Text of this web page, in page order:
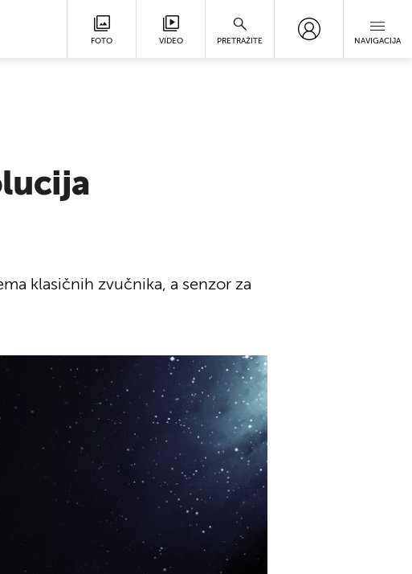
FOTO VIDEO PRETRAŽITE NAVIGACIJA
klasičnih zvučnika, a senzor za